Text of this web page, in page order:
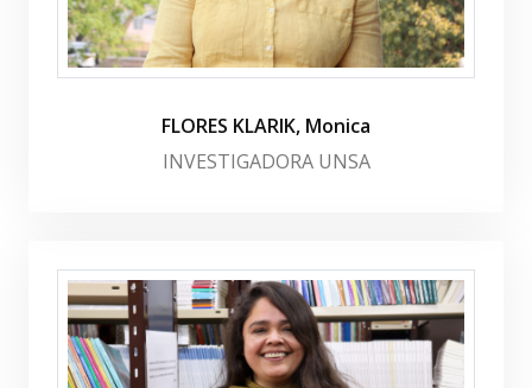
FLORES KLARIK, Monica
INVESTIGADORA UNSA